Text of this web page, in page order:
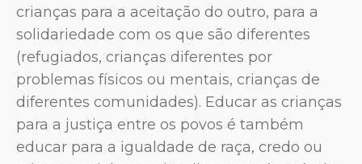
crianças para a aceitação do outro, para a
solidariedade com os que são diferentes
(refugiados, crianças diferentes por
problemas físicos ou mentais, crianças de
diferentes comunidades). Educar as crianças
para a justiça entre os povos é também
educar para a igualdade de raça, credo ou